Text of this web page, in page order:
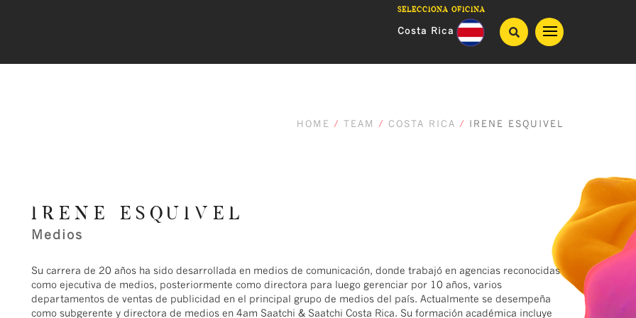
Selecciona oficina
Costa Rica
HOME / TEAM / COSTA RICA / IRENE ESQUIVEL
IRENE ESQUIVEL
Medios
Su carrera de 20 años ha sido desarrollada en medios de comunicación, donde trabajó en agencias reconocidas
como ejecutiva de medios, posteriormente como directora para luego gerenciar por 10 años, varios
departamentos de ventas de publicidad en el principal grupo de medios del país. Actualmente se desempeña
como subgerente y directora de medios en 4am Saatchi & Saatchi Costa Rica. Su formación académica incluye